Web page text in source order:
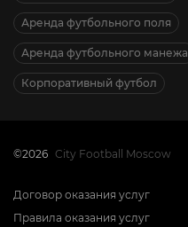
Аренда футбольного поля
Аренда футбольного манежа
Корпоративный футбол
©2026 City Football Moscow
Договор оказания услуг
Правила оказания услуг